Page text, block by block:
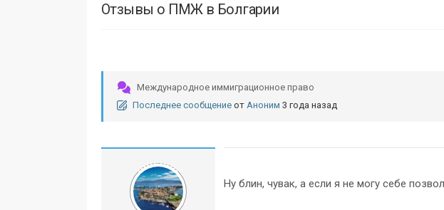
Отзывы о ПМЖ в Болгарии
Международное иммиграционное право
Последнее сообщение от Аноним 3 года назад
Ну блин, чувак, а если я не могу себе